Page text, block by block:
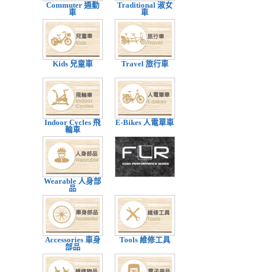
Commuter 通勤
車
Traditional 淑女
車
Kids 兒童車 Travel 旅行車
Indoor Cycles 飛
輪車
E-Bikes 人電單車
Wearable 人身部
品
Accessories 車身
部品
Tools 維修工具